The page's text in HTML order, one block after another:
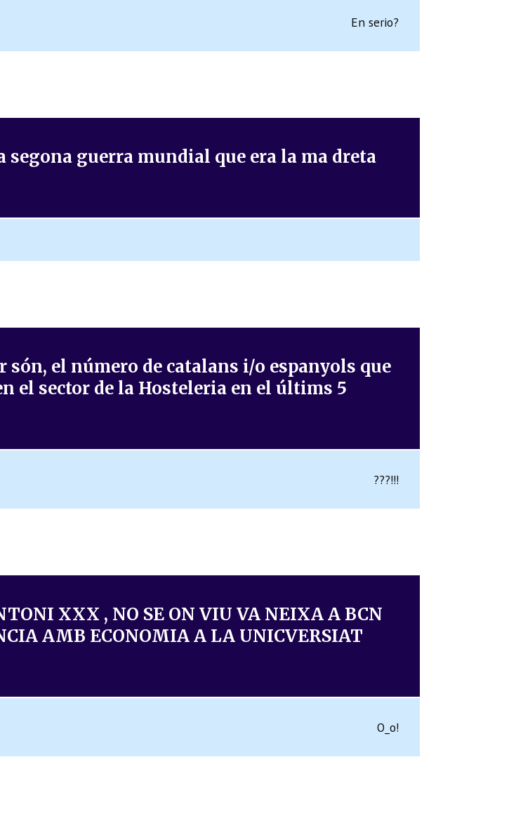
En serio?
segona guerra mundial que era la ma dreta
són, el número de catalans i/o espanyols que
el sector de la Hosteleria en el últims 5
???!!!
XXX , NO SE ON VIU VA NEIXA A BCN
AMB ECONOMIA A LA UNICVERSIAT
O_o!